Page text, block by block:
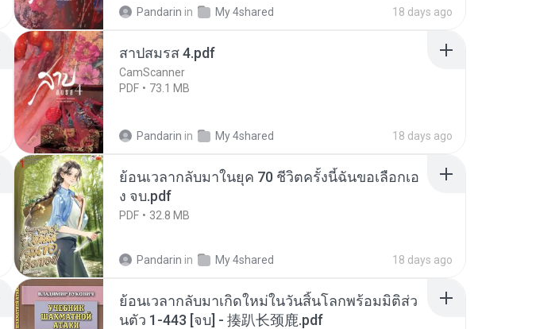
Pandarin in My 4shared 18 days ago
สาปสมรส 4.pdf
CamScanner
PDF
73.1 MB
Pandarin in My 4shared 18 days ago
ย้อนเวลากลับมาในยุค 70 ชีวิตครั้งนี้ฉันขอเลือกเอ
ง จบ.pdf
PDF 32.8 MB
Pandarin in My 4shared 18 days ago
ย้อนเวลากลับมาเกิดใหม่ในวันสิ้นโลกพร้อมมิติส่ว
นตัว 1-443 [จบ] - 揍趴长颈鹿.pdf